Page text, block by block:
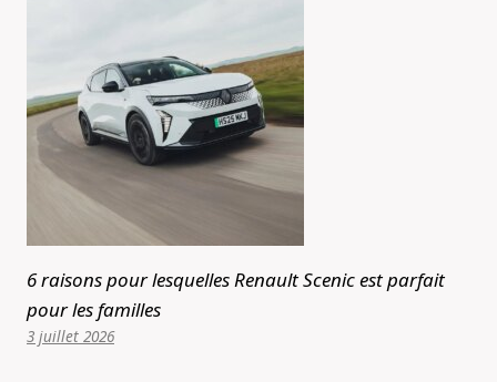
6 raisons pour lesquelles Renault Scenic est parfait
pour les familles
3 juillet 2026